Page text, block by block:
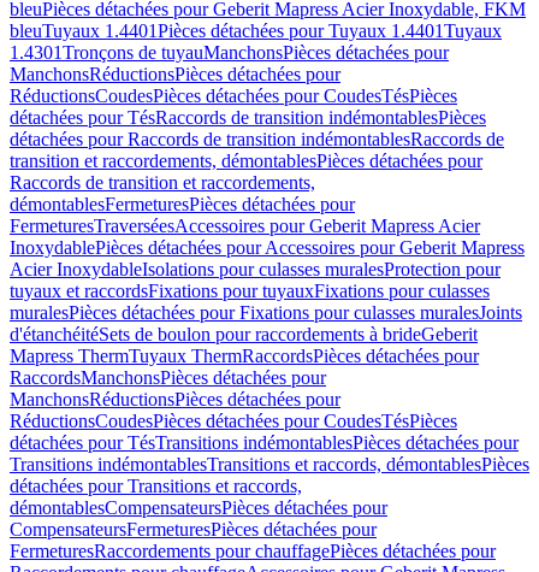
bleuPièces détachées pour Geberit Mapress Acier Inoxydable, FKM
bleuTuyaux 1.4401Pièces détachées pour Tuyaux 1.4401Tuyaux
1.4301Tronçons de tuyauManchonsPièces détachées pour
ManchonsRéductionsPièces détachées pour
RéductionsCoudesPièces détachées pour CoudesTésPièces
détachées pour TésRaccords de transition indémontablesPièces
détachées pour Raccords de transition indémontablesRaccords de
transition et raccordements, démontablesPièces détachées pour
Raccords de transition et raccordements,
démontablesFermeturesPièces détachées pour
FermeturesTraverséesAccessoires pour Geberit Mapress Acier
InoxydablePièces détachées pour Accessoires pour Geberit Mapress
Acier InoxydableIsolations pour culasses muralesProtection pour
tuyaux et raccordsFixations pour tuyauxFixations pour culasses
muralesPièces détachées pour Fixations pour culasses muralesJoints
d'étanchéitéSets de boulon pour raccordements à brideGeberit
Mapress ThermTuyaux ThermRaccordsPièces détachées pour
RaccordsManchonsPièces détachées pour
ManchonsRéductionsPièces détachées pour
RéductionsCoudesPièces détachées pour CoudesTésPièces
détachées pour TésTransitions indémontablesPièces détachées pour
Transitions indémontablesTransitions et raccords, démontablesPièces
détachées pour Transitions et raccords,
démontablesCompensateursPièces détachées pour
CompensateursFermeturesPièces détachées pour
FermeturesRaccordements pour chauffagePièces détachées pour